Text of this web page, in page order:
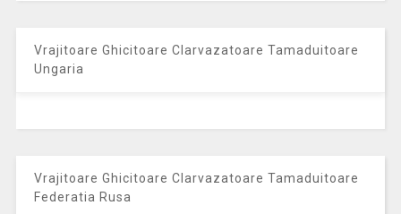
Vrajitoare Ghicitoare Clarvazatoare Tamaduitoare
Ungaria
Vrajitoare Ghicitoare Clarvazatoare Tamaduitoare
Federatia Rusa